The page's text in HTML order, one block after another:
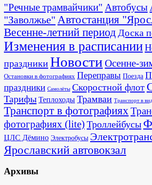
"Речные трамвайчики" Автобусы
"Заволжье" Автостанция
Весенне-летний период Доска
Изменения в расписании
праздникиНовости Осенне-
Остановки в фотографиях Переправы Поезда
праздники Самолёты Скоростной флот
Тарифы Теплоходы Трамваи Транспорт в
Транспорт в фотографиях
фотографиях (lite) Троллейбусы
ЦЛС Дёмино Электробусы
Ярославский автовокзал
Архивы